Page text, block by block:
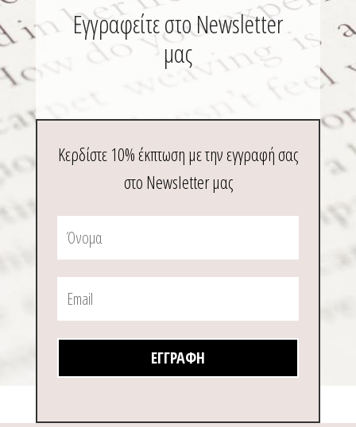
σελίδα
του
προϊόντος
του
Εγγραφείτε στο Newsletter
μας
Κερδίστε 10% έκπτωση με την εγγραφή σας
στο Newsletter μας
ΕΓΓΡΑΦΉ